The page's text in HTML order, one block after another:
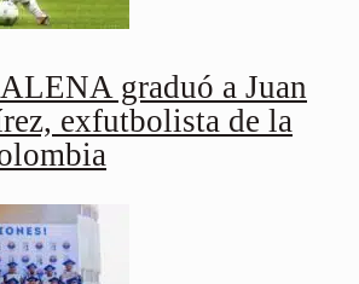
graduó a Juan
exfutbolista de la